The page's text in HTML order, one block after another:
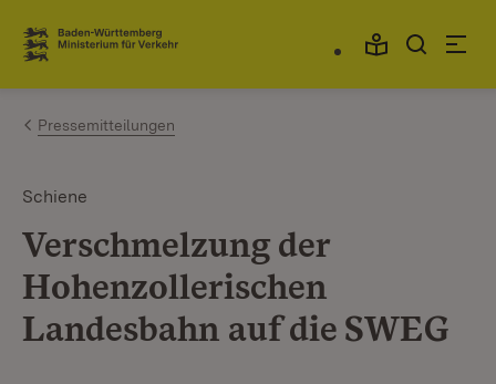
Zum Inhalt springen
Link zur Startseite
Pressemitteilungen
Schiene
Verschmelzung der
Hohenzollerischen
Landesbahn auf die SWEG